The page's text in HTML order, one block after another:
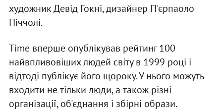
художник Девід Гокні, дизайнер П'єрпаоло
Піччолі.
Time вперше опублікував рейтинг 100
найвпливовіших людей світу в 1999 році і
відтоді публікує його щороку. У нього можуть
входити не тільки люди, а також різні
організації, об'єднання і збірні образи.